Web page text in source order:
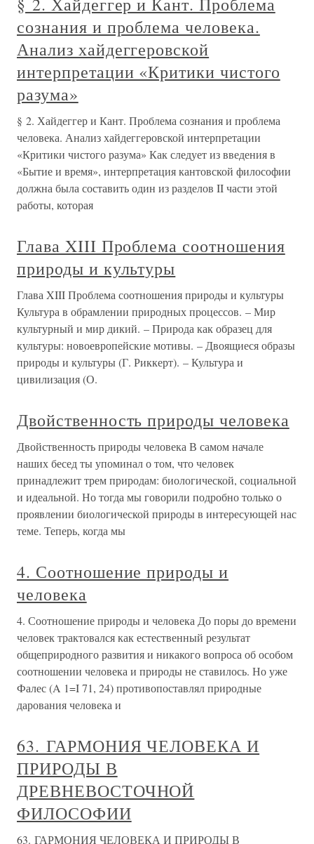
сознания и проблема человека.
Анализ хайдеггеровской
интерпретации «Критики чистого
разума»
§ 2. Хайдеггер и Кант. Проблема сознания и проблема
человека. Анализ хайдеггеровской интерпретации
«Критики чистого разума» Как следует из введения в
«Бытие и время», интерпретация кантовской философии
должна была составить один из разделов II части этой
работы, которая
Глава XIII Проблема соотношения
природы и культуры
Глава XIII Проблема соотношения природы и культуры
Культура в обрамлении природных процессов. – Мир
культурный и мир дикий. – Природа как образец для
культуры: новоевропейские мотивы. – Двоящиеся образы
природы и культуры (Г. Риккерт). – Культура и
цивилизация (О.
Двойственность природы человека
Двойственность природы человека В самом начале
наших бесед ты упоминал о том, что человек
принадлежит трем природам: биологической, социальной
и идеальной. Но тогда мы говорили подробно только о
проявлении биологической природы в интересующей нас
теме. Теперь, когда мы
4. Соотношение природы и
человека
4. Соотношение природы и человека До поры до времени
человек трактовался как естественный результат
общеприродного развития и никакого вопроса об особом
соотношении человека и природы не ставилось. Но уже
Фалес (A 1=I 71, 24) противопоставлял природные
дарования человека и
63. ГАРМОНИЯ ЧЕЛОВЕКА И
ПРИРОДЫ В
ДРЕВНЕВОСТОЧНОЙ
ФИЛОСОФИИ
63. ГАРМОНИЯ ЧЕЛОВЕКА И ПРИРОДЫ В